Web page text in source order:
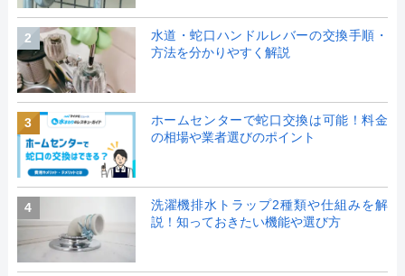
2
水道・蛇口ハンドルレバーの交換手順・
方法を分かりやすく解説
3
ホームセンターで蛇口交換は可能！料金
の相場や業者選びのポイント
4
洗濯機排水トラップ2種類や仕組みを解
説！知っておきたい機能や選び方